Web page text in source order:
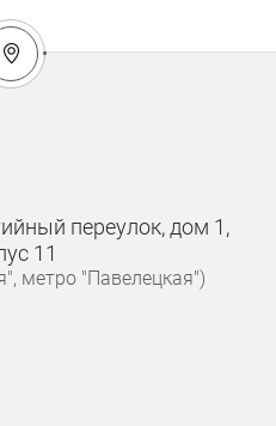
переулок, дом 1,
11
метро "Павелецкая")